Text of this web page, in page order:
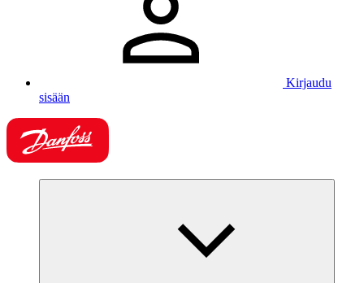
Kirjaudu
sisään